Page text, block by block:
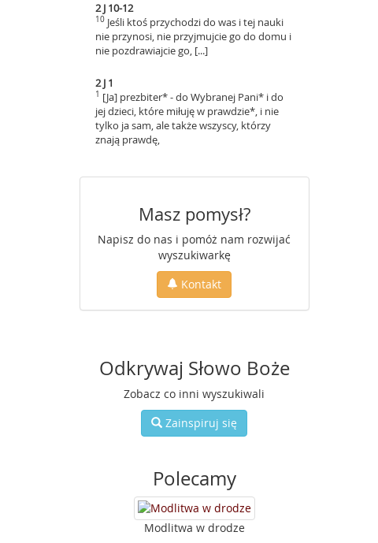
2 J 10-12
10 Jeśli ktoś przychodzi do was i tej nauki
nie przynosi, nie przyjmujcie go do domu i
nie pozdrawiajcie go, [...]
2 J 1
1 [Ja] prezbiter* - do Wybranej Pani* i do
jej dzieci, które miłuję w prawdzie*, i nie
tylko ja sam, ale także wszyscy, którzy
znają prawdę,
Masz pomysł?
Napisz do nas i pomóż nam rozwijać
wyszukiwarkę
Kontakt
Odkrywaj Słowo Boże
Zobacz co inni wyszukiwali
Zainspiruj się
Polecamy
Modlitwa w drodze